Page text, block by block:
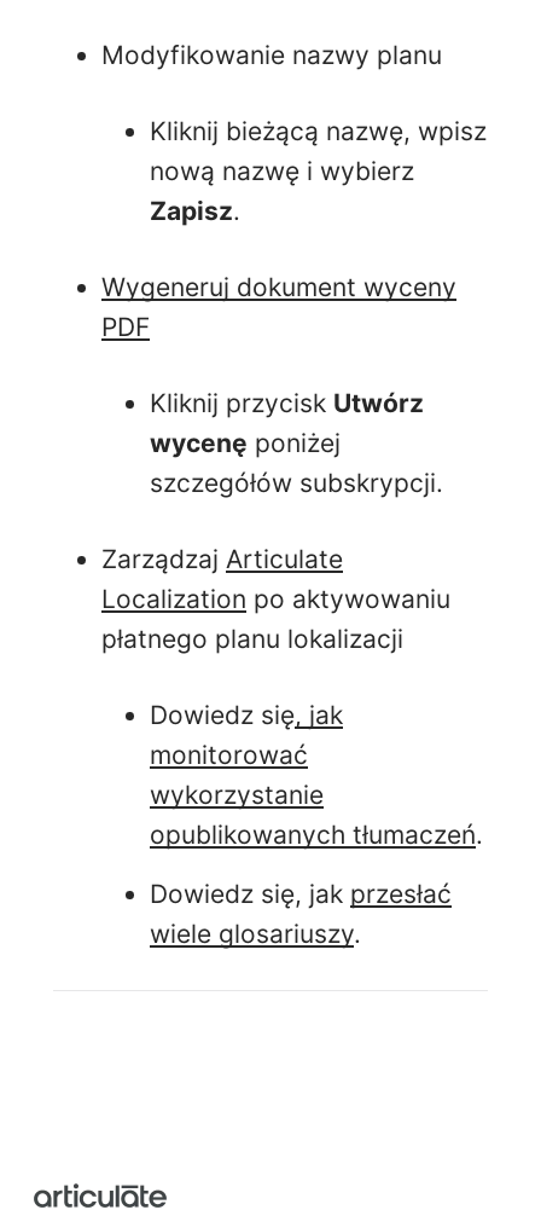
Modyfikowanie nazwy planu
Kliknij bieżącą nazwę, wpisz
nową nazwę i wybierz
Zapisz.
Wygeneruj dokument wyceny
PDF
Kliknij przycisk Utwórz
wycenę poniżej
szczegółów subskrypcji.
Zarządzaj Articulate
Localization po aktywowaniu
płatnego planu lokalizacji
Dowiedz się, jak
monitorować
wykorzystanie
opublikowanych tłumaczeń.
Dowiedz się, jak przesłać
wiele glosariuszy.